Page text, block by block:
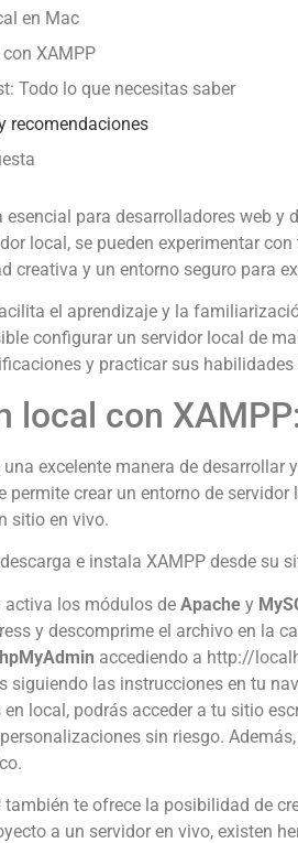
en Mac
XAMPP
Todo lo que necesitas saber
recomendaciones
para desarrolladores web
local, se pueden experimentar
creativa y un entorno seguro para
el aprendizaje y la
configurar un servidor local de
y practicar sus
local con
una excelente manera de desarrollar
permite crear un entorno de
sitio en vivo.
e instala XAMPP desde su
activa los módulos de Apache y
y descomprime el archivo en la
accediendo a http://
siguiendo las instrucciones en tu
local, podrás acceder a tu sitio
sin riesgo.
te ofrece la posibilidad de
a un servidor en vivo, existen